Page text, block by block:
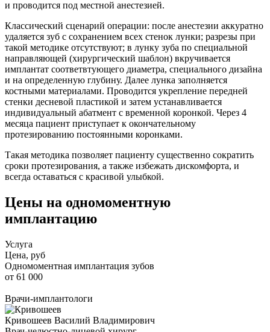
и проводится под местной анестезией.
Классический сценарий операции: после анестезии аккуратно
удаляется зуб с сохранением всех стенок лунки; разрезы при
такой методике отсутствуют; в лунку зуба по специальной
направляющей (хирургический шаблон) вкручивается
имплантат соответвтующего диаметра, специального дизайна
и на определенную глубину. Далее лунка заполняется
костными материалами. Проводится укрепление передней
стенки десневой пластикой и затем устанавливается
индивидуальный абатмент с временной коронкой. Через 4
месяца пациент приступает к окончательному
протезированию постоянными коронками.
Такая методика позволяет пациенту существенно сократить
сроки протезирования, а также избежать дискомфорта, и
всегда оставаться с красивой улыбкой.
Цены на одномоментную
имплантацию
Услуга
Цена, руб
Одномоментная имплантация зубов
от 61 000
Врачи-имплантологи
Кривошеев Василий Владимирович